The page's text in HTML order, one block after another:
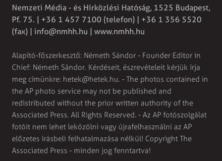
Nemzeti Média - és Hírközlési Hatóság, 1525 Budapest,
Pf. 75. | +36 1 457 7100 (telefon) | +36 1 356 5520
(fax) | info@nmhh.hu | www.nmhh.hu
Alapító-főszerkesztő: Németh Sándor - Founder Editor in
Chief: Németh Sándor. Kérdéseit, észrevételeit kérjük írja
meg címünkre: hetek@hetek.hu. - The photos contained in
the AP photo service may not be published and
redistributed without the prior written authority of the
Associated Press. All Rights Reserved. - Az AP fotószolgálat
fotóit nem lehet leközölni vagy újrafelhasználni az AP
előzetes írásbeli felhatalmazása nélkül! Copyright The
Associated Press - minden jog fenntartva!